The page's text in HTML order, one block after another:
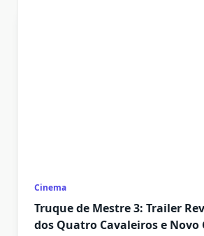
Cinema
Truque de Mestre 3: Trailer
dos Quatro Cavaleiros e Novo